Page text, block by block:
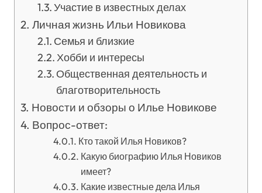
Участие в известных делах
Личная жизнь Ильи Новикова
Семья и близкие
Хобби и интересы
Общественная деятельность и
благотворительность
Новости и обзоры о Илье Новикове
Вопрос-ответ:
Кто такой Илья Новиков?
Какую биографию Илья Новиков
имеет?
Какие известные дела Илья